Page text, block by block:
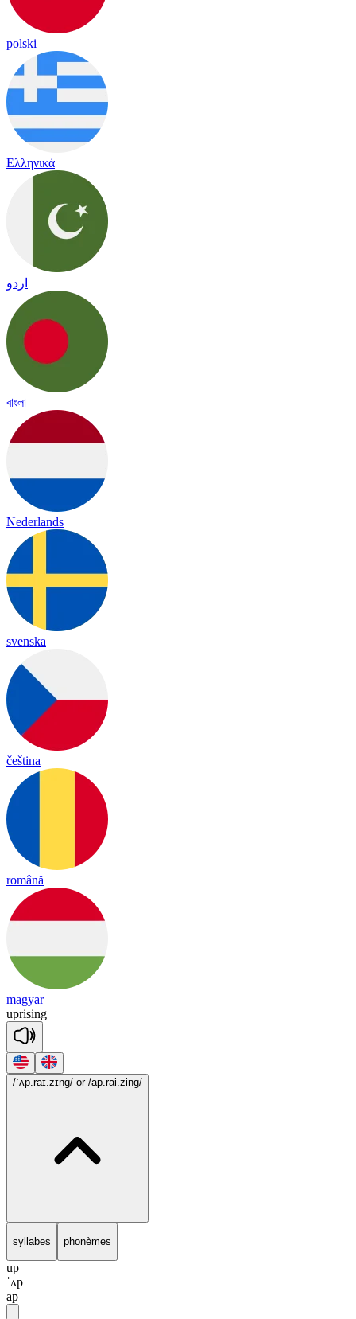
polski
Ελληνικά
اردو
বাংলা
Nederlands
svenska
čeština
română
magyar
uprising
/ˈʌp.raɪ.zɪng/ or /ap.rai.zing/
syllabes phonèmes
up
ˈʌp
ap